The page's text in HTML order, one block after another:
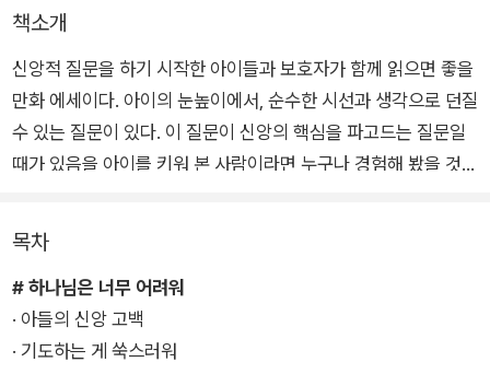
책소개
신앙적 질문을 하기 시작한 아이들과 보호자가 함께 읽으면 좋을
만화 에세이다. 아이의 눈높이에서, 순수한 시선과 생각으로 던질
수 있는 질문이 있다. 이 질문이 신앙의 핵심을 파고드는 질문일
때가 있음을 아이를 키워 본 사람이라면 누구나 경험해 봤을 것이
문들을 마주했고, 아이의 질문을 토대로 대화를 나누고 이를 만화
로 재구성하였다.
각 장 끝에 아이와의 대화가 이루어지게 된 배경과 양육자의 고
민, 참고한 도서에서 가져온 인용문이 추가된 에세이를 수록하여,
목차
# 하나님은 너무 어려워
· 아들의 신앙 고백
· 기도하는 게 쑥스러워